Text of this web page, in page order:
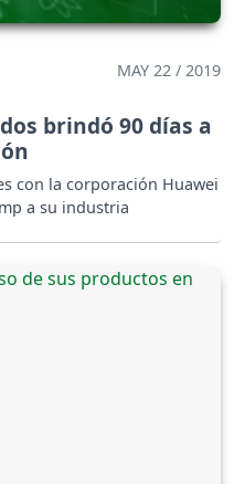
MAY 22 / 2019
brindó 90 días a
con la corporación Huawei
a su industria